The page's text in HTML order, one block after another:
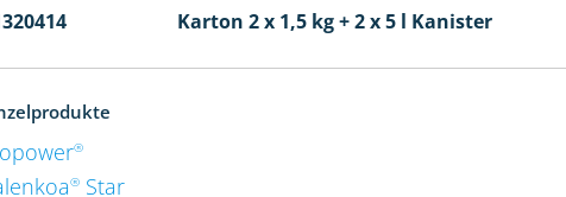
Karton 2 x 1,5 kg + 2 x 5 l Kanister
®
® Star